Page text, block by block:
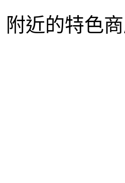
附近的特色